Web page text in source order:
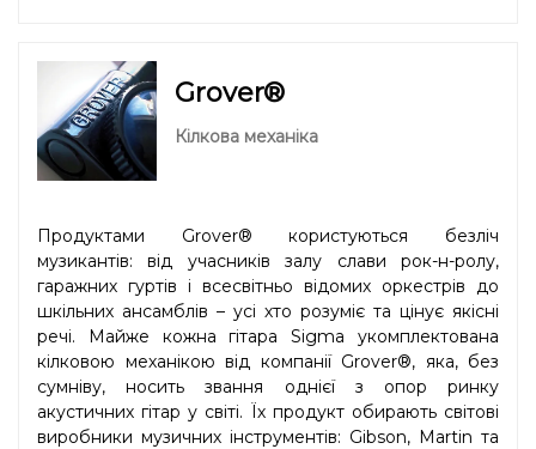
Grover®
Кілкова механіка
Продуктами Grover® користуються безліч
музикантів: від учасників залу слави рок-н-ролу,
гаражних гуртів і всесвітньо відомих оркестрів до
шкільних ансамблів – усі хто розуміє та цінує якісні
речі. Майже кожна гітара Sigma укомплектована
кілковою механікою від компанії Grover®, яка, без
сумніву, носить звання однієї з опор ринку
акустичних гітар у світі. Їх продукт обирають світові
виробники музичних інструментів: Gibson, Martin та